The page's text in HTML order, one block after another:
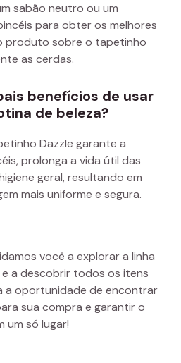
sabão neutro ou um
para obter os melhores
produto sobre o tapetinho
as cerdas.
benefícios de usar
de beleza?
Dazzle garante a
prolonga a vida útil das
geral, resultando em
mais uniforme e segura.
você a explorar a linha
e a descobrir todos os itens
a oportunidade de encontrar
sua compra e garantir o
um só lugar!